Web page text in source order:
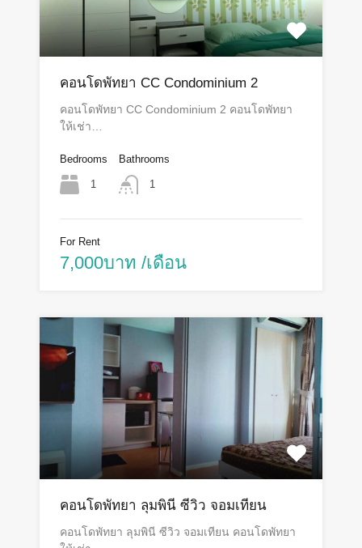
คอนโดพัทยา CC Condominium 2
คอนโดพัทยา CC Condominium 2 คอนโดพัทยา
ให้เช่า…
Bedrooms
1
Bathrooms
1
For Rent
7,000บาท /เดือน
คอนโดพัทยา ลุมพินี ซีวิว จอมเทียน
คอนโดพัทยา ลุมพินี ซีวิว จอมเทียน คอนโดพัทยา